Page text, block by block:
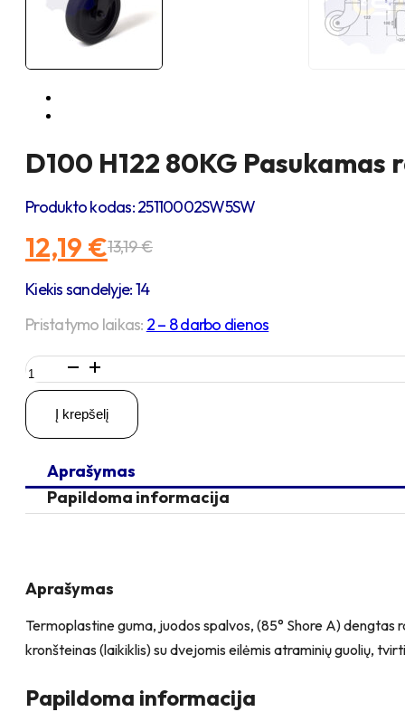
D100 H122 80KG
Produkto kodas:25110002SW5SW
13,19€
Original
was:
12,19 €
Current
is:
Kiekis sandelyje: 14
Pristatymo laikas: 2 – 8 darbo dienos
produkto
kiekis:
D100
H122
80KG
ratukas
su
kiauryme
Į krepšelį
Aprašymas
Papildoma informacija
Aprašymas
Termoplastine guma, juodos spalvos, (85° Shore A)
kronšteinas (laikiklis) su dvejomis eilėmis atraminių guolių,
Papildoma informacija